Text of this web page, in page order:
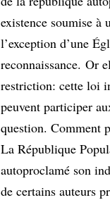
existence soumise à
l’exception d’une
reconnaissance. Or
restriction: cette loi
peuvent participer
question. Comment
La République
autoproclamé son
de certains auteurs